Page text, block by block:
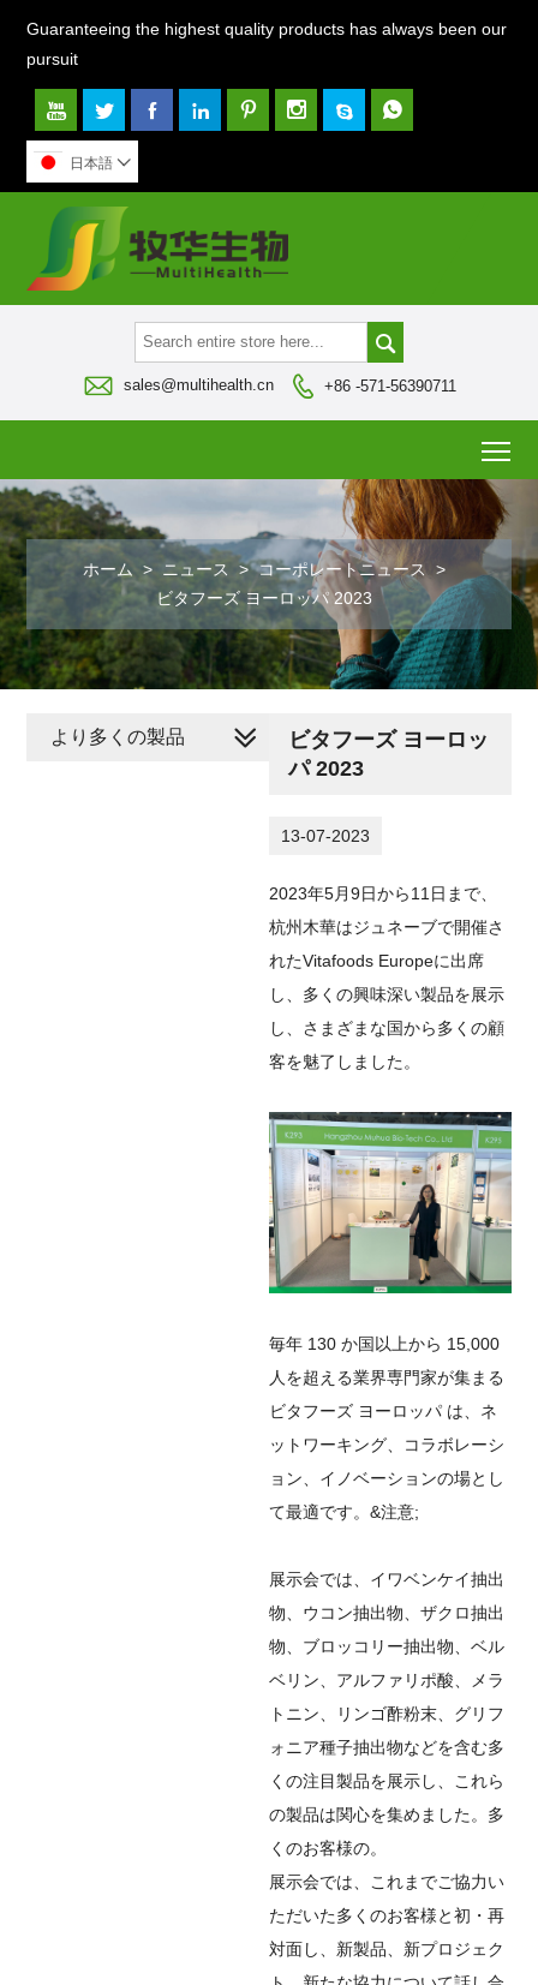
Guaranteeing the highest quality products has always been our
pursuit
       
日本語 

 sales@multihealth.cn  +86 -571-56390711
ホーム > ニュース > コーポレートニュース >
ビタフーズ ヨーロッパ 2023
ビタフーズ ヨーロッ
パ 2023
13-07-2023
2023年5月9日から11日まで、
杭州木華はジュネーブで開催さ
れたVitafoods Europeに出席
し、多くの興味深い製品を展示
し、さまざまな国から多くの顧
客を魅了しました。
毎年 130 か国以上から 15,000
人を超える業界専門家が集まる
ビタフーズ ヨーロッパ は、ネ
ットワーキング、コラボレーシ
ョン、イノベーションの場とし
て最適です。&注意;
展示会では、イワベンケイ抽出
物、ウコン抽出物、ザクロ抽出
物、ブロッコリー抽出物、ベル
ベリン、アルファリポ酸、メラ
トニン、リンゴ酢粉末、グリフ
ォニア種子抽出物などを含む多
くの注目製品を展示し、これら
の製品は関心を集めました。多
くのお客様の。
展示会では、これまでご協力い
ただいた多くのお客様と初・再
対面し、新製品、新プロジェク
より多くの製品